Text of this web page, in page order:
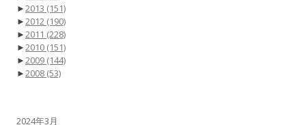
►2013 (151)
►2012 (190)
►2011 (228)
►2010 (151)
►2009 (144)
►2008 (53)
2024年3月